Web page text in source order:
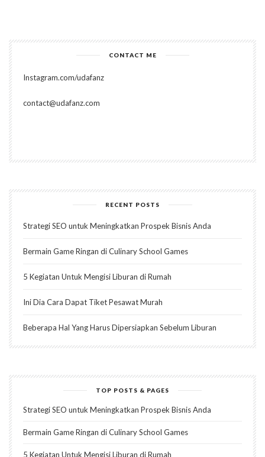
CONTACT ME
Instagram.com/udafanz
contact@udafanz.com
RECENT POSTS
Strategi SEO untuk Meningkatkan Prospek Bisnis Anda
Bermain Game Ringan di Culinary School Games
5 Kegiatan Untuk Mengisi Liburan di Rumah
Ini Dia Cara Dapat Tiket Pesawat Murah
Beberapa Hal Yang Harus Dipersiapkan Sebelum Liburan
TOP POSTS & PAGES
Strategi SEO untuk Meningkatkan Prospek Bisnis Anda
Bermain Game Ringan di Culinary School Games
5 Kegiatan Untuk Mengisi Liburan di Rumah